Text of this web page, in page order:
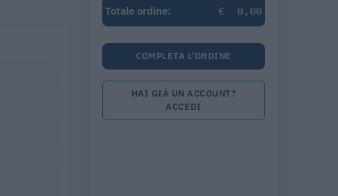
Totale ordine:
€ 0,00
COMPLETA L'ORDINE
HAI GIÀ UN ACCOUNT?
ACCEDI